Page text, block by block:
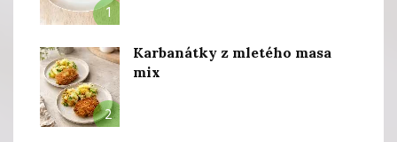
1
2
Karbanátky z mletého masa
mix